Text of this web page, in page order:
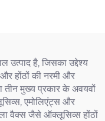
उत्पाद है, जिसका उद्देश्य
होंठों की नरमी और
तीन मुख्य प्रकार के अवयवों
एमोलिएंट्स और
वैक्स जैसे ऑक्लूसिव्स होंठों